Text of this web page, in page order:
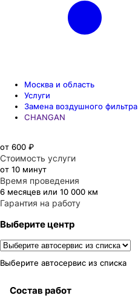
Москва и область
Услуги
Замена воздушного фильтра
CHANGAN
от 600 ₽
Стоимость услуги
от 10 минут
Время проведения
6 месяцев или 10 000 км
Гарантия на работу
Выберите центр
Выберите автосервис из списка
Состав работ